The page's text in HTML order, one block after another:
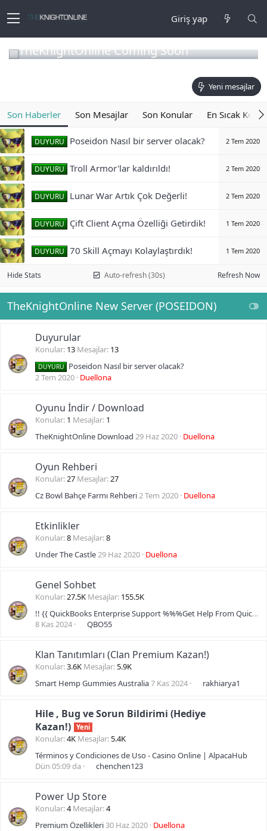
Giriş yap
TheKnightOnline Coming Soon
Yeni mesajlar
Son Haberler Son Mesajlar Son Konular En Sıcak
DUYURU Poseidon Nasıl bir server olacak? 2 Tem 2020
DUYURU Troll Armor'lar kaldırıldı! 2 Tem 2020
DUYURU Lunar War Artık Çok Değerli! 2 Tem 2020
DUYURU Çift Client Açma Özelliği Getirdik! 1 Tem 2020
DUYURU 70 Skill Açmayı Kolaylaştırdık! 1 Tem 2020
Auto-refresh (30s)
Hide Stats Refresh Now
TheKnightOnline New Server (POSEIDON)
Duyurular
Konular 13 Mesajlar 13
DUYURU Poseidon Nasıl bir server olacak?
2 Tem 2020 Duellona
Oyunu İndir / Download
Konular 1 Mesajlar 1
TheKnightOnline Download 29 Haz 2020 Duellona
Oyun Rehberi
Konular 27 Mesajlar 27
Cz Bowl Bahçe Farmı Rehberi2 Tem 2020 Duellona
Etkinlikler
Konular 8 Mesajlar 8
Under The Castle29 Haz 2020 Duellona
Genel Sohbet
Konular 27.5K Mesajlar 155.5K
!! {{ QuickBooks Enterprise Support %%%Get Help From QuickBooks Help Without Any Doubt
8 Kas 2024
QBO55
Klan Tanıtımları (Clan Premium Kazan!)
Konular 3.6K Mesajlar 5.9K
Smart Hemp Gummies Australia7 Kas 2024 rakhiarya1
Hile , Bug ve Sorun Bildirimi (Hediye
Kazan!) Yeni
Konular 4K Mesajlar 5.4K
Términos y Condiciones de Uso - Casino Online | AlpacaHub
Dün 05:09 da
chenchen123
Power Up Store
Konular 4 Mesajlar 4
Premium Özellikleri30 Haz 2020 Duellona